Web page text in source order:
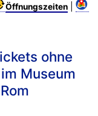
Öffnungszeiten|
ohne
Museum